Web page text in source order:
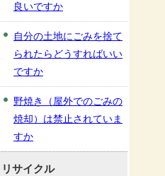
良いですか
自分の土地にごみを捨て
られたらどうすればいい
ですか
野焼き（屋外でのごみの
焼却）は禁止されていま
すか
リサイクル